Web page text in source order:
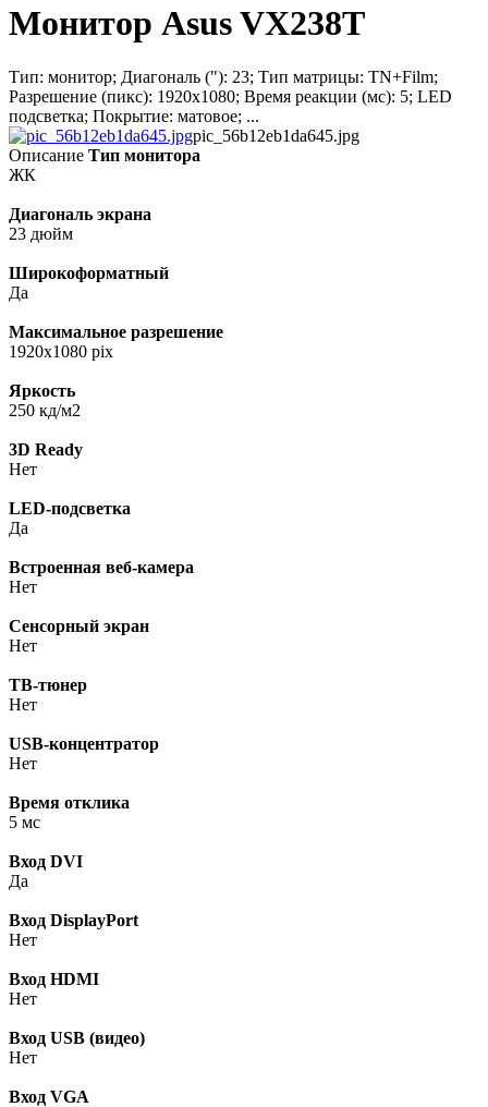
Монитор Asus VX238T
Тип: монитор; Диагональ ("): 23; Тип матрицы: TN+Film;
Разрешение (пикс): 1920x1080; Время реакции (мс): 5; LED
подсветка; Покрытие: матовое; ...
pic_56b12eb1da645.jpg
Описание Тип монитора
ЖК
Диагональ экрана
23 дюйм
Широкоформатный
Да
Максимальное разрешение
1920x1080 pix
Яркость
250 кд/м2
3D Ready
Нет
LED-подсветка
Да
Встроенная веб-камера
Нет
Сенсорный экран
Нет
ТВ-тюнер
Нет
USB-концентратор
Нет
Время отклика
5 мс
Вход DVI
Да
Вход DisplayPort
Нет
Вход HDMI
Нет
Вход USB (видео)
Нет
Вход VGA